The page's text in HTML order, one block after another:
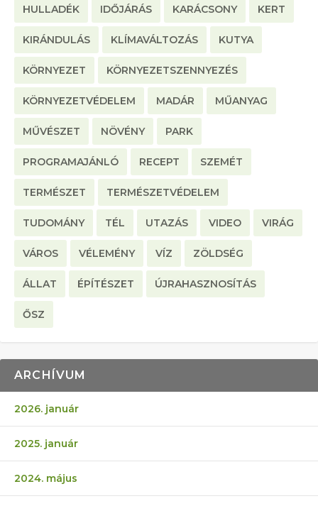
HULLADÉK IDŐJÁRÁS KARÁCSONY KERT
KIRÁNDULÁS KLÍMAVÁLTOZÁS KUTYA
KÖRNYEZET KÖRNYEZETSZENNYEZÉS
KÖRNYEZETVÉDELEM MADÁR MŰANYAG
MŰVÉSZET NÖVÉNY PARK
PROGRAMAJÁNLÓ RECEPT SZEMÉT
TERMÉSZET TERMÉSZETVÉDELEM
TUDOMÁNY TÉL UTAZÁS VIDEO VIRÁG
VÁROS VÉLEMÉNY VÍZ ZÖLDSÉG
ÁLLAT ÉPÍTÉSZET ÚJRAHASZNOSÍTÁS
ŐSZ
ARCHÍVUM
2026. január
2025. január
2024. május